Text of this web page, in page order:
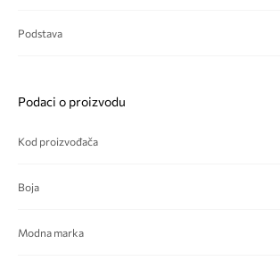
Podstava
Podaci o proizvodu
Kod proizvođača
Boja
Modna marka